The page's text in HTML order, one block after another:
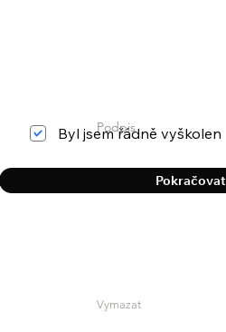
Byl jsem řádně vyškolen
Podpis
Vymazat
Pokračovat